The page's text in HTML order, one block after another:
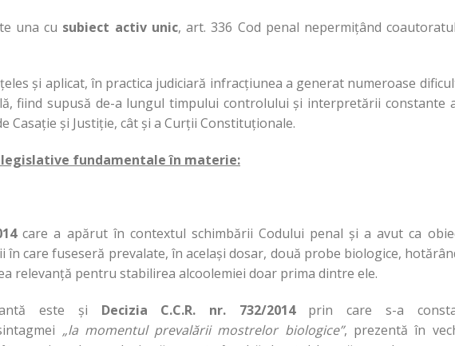
una cu subiect activ unic, art. 336 Cod penal nepermițând
și aplicat, în practica judiciară infracțiunea a generat numeroase
fiind supusă de-a lungul timpului controlului și interpretării constante
Casație și Justiție, cât și a Curții Constituționale.
fundamentale în materie:
care a apărut în contextul schimbării Codului penal și a avut ca
în care fuseseră prevalate, în același dosar, două probe biologice,
relevanță pentru stabilirea alcoolemiei doar prima dintre ele.
este și Decizia C.C.R. nr. 732/2014prin care s-a
„la momentul prevalării mostrelor biologice”, prezentă în